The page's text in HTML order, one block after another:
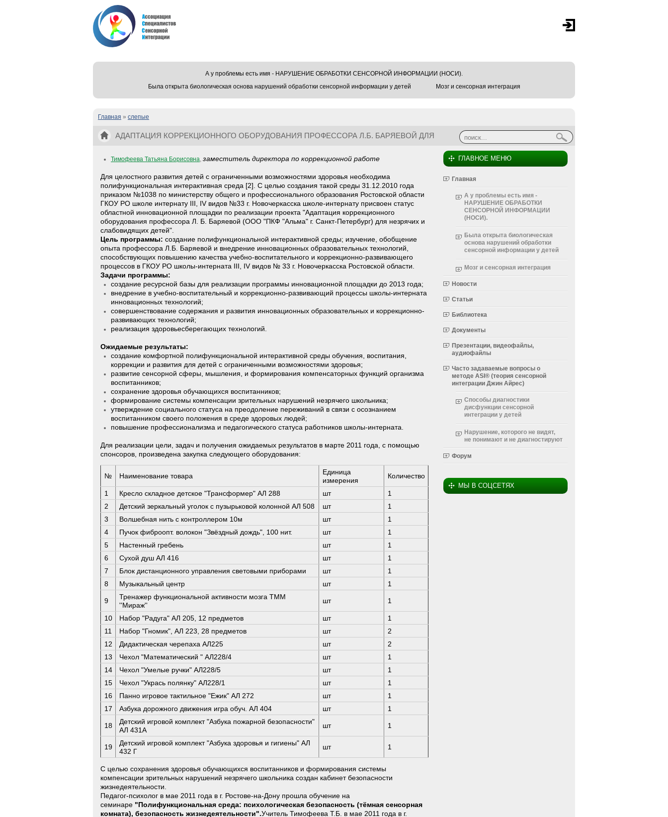
А у проблемы есть имя - НАРУШЕНИЕ ОБРАБОТКИ СЕНСОРНОЙ ИНФОРМАЦИИ (НОСИ).
Была открыта биологическая основа нарушений обработки сенсорной информации у детей
Мозг и сенсорная интеграция
Вы здесь
Главная » слепые
АДАПТАЦИЯ КОРРЕКЦИОННОГО ОБОРУДОВАНИЯ ПРОФЕССОРА Л.Б. БАРЯЕВОЙ ДЛЯ
Форма поиска
Найти
Тимофеева Татьяна Борисовна, заместитель директора по коррекционной работе
Для целостного развития детей с ограниченными возможностями здоровья необходима
полифункциональная интерактивная среда [2]. С целью создания такой среды 31.12.2010 года
приказом №1038 по министерству общего и профессионального образования Ростовской области
ГКОУ РО школе интернату III, IV видов №33 г. Новочеркасска школе-интернату присвоен статус
областной инновационной площадки по реализации проекта "Адаптация коррекционного
оборудования профессора Л. Б. Баряевой (ООО "ПКФ "Альма" г. Санкт-Петербург) для незрячих и
слабовидящих детей".
Цель программы: создание полифункциональной интерактивной среды; изучение, обобщение
опыта профессора Л.Б. Баряевой и внедрение инновационных образовательных технологий,
способствующих повышению качества учебно-воспитательного и коррекционно-развивающего
процессов в ГКОУ РО школы-интерната III, IV видов № 33 г. Новочеркасска Ростовской области.
Задачи программы:
создание ресурсной базы для реализации программы инновационной площадки до 2013 года;
внедрение в учебно-воспитательный и коррекционно-развивающий процессы школы-интерната
инновационных технологий;
совершенствование содержания и развития инновационных образовательных и коррекционно-
развивающих технологий;
реализация здоровьесберегающих технологий.
Ожидаемые результаты:
создание комфортной полифункциональной интерактивной среды обучения, воспитания,
коррекции и развития для детей с ограниченными возможностями здоровья;
развитие сенсорной сферы, мышления, и формирования компенсаторных функций организма
воспитанников;
сохранение здоровья обучающихся воспитанников;
формирование системы компенсации зрительных нарушений незрячего школьника;
утверждение социального статуса на преодоление переживаний в связи с осознанием
воспитанником своего положения в среде здоровых людей;
повышение профессионализма и педагогического статуса работников школы-интерната.
Для реализации цели, задач и получения ожидаемых результатов в марте 2011 года, с помощью
спонсоров, произведена закупка следующего оборудования:
№ Наименование товара
Единица
измерения
Количество
1 Кресло складное детское "Трансформер" АЛ 288 шт
1
2
Детский зеркальный уголок с пузырьковой колонной АЛ 508 шт
1
3
Волшебная нить с контроллером 10м шт
1
4
Пучок фиброопт. волокон "Звёздный дождь", 100 нит. шт
1
5
Настенный гребень шт
1
6
Сухой душ АЛ 416 шт
1
7
Блок дистанционного управления световыми приборами шт
1
8
Музыкальный центр шт 1
9
Тренажер функциональной активности мозга ТММ
''Мираж''
шт 1
10 Набор "Радуга" АЛ 205, 12 предметов шт
1
11
Набор "Гномик", АЛ 223, 28 предметов шт
2
12
Дидактическая черепаха АЛ225 шт
2
13
Чехол "Математический " АЛ228/4 шт
1
14
Чехол "Умелые ручки" АЛ228/5 шт
1
15
Чехол "Укрась полянку" АЛ228/1 шт
1
16
Панно игровое тактильное "Ежик" АЛ 272 шт
1
17
Азбука дорожного движения игра обуч. АЛ 404 шт 1
18
Детский игровой комплект "Азбука пожарной безопасности"
АЛ 431А
шт 1
19
Детский игровой комплект "Азбука здоровья и гигиены" АЛ
432 Г
шт 1
С целью сохранения здоровья обучающихся воспитанников и формирования системы
компенсации зрительных нарушений незрячего школьника создан кабинет безопасности
жизнедеятельности.
Педагог-психолог в мае 2011 года в г. Ростове-на-Дону прошла обучение на
семинаре "Полифункциональная среда: психологическая безопасность (тёмная сенсорная
комната), безопасность жизнедеятельности".Учитель Тимофеева Т.Б. в мае 2011 года в г.
ГЛАВНОЕ МЕНЮ
Главная
А у проблемы есть имя -
НАРУШЕНИЕ ОБРАБОТКИ
СЕНСОРНОЙ ИНФОРМАЦИИ
(НОСИ).
Была открыта биологическая
основа нарушений обработки
сенсорной информации у детей
Мозг и сенсорная интеграция
Новости
Статьи
Библиотека
Документы
Презентации, видеофайлы,
аудиофайлы
Часто задаваемые вопросы о
методе ASI® (теория сенсорной
интеграции Джин Айрес)
Способы диагностики
дисфункции сенсорной
интеграции у детей
Нарушение, которого не видят,
не понимают и не диагностируют
Форум
МЫ В СОЦСЕТЯХ